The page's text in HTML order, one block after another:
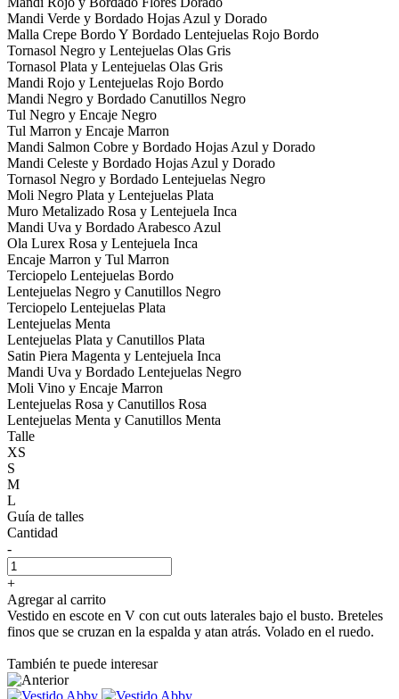
Mandi Verde y Bordado Hojas Azul y Dorado
Malla Crepe Bordo Y Bordado Lentejuelas Rojo Bordo
Tornasol Negro y Lentejuelas Olas Gris
Tornasol Plata y Lentejuelas Olas Gris
Mandi Rojo y Lentejuelas Rojo Bordo
Mandi Negro y Bordado Canutillos Negro
Tul Negro y Encaje Negro
Tul Marron y Encaje Marron
Mandi Salmon Cobre y Bordado Hojas Azul y Dorado
Mandi Celeste y Bordado Hojas Azul y Dorado
Tornasol Negro y Bordado Lentejuelas Negro
Moli Negro Plata y Lentejuelas Plata
Muro Metalizado Rosa y Lentejuela Inca
Mandi Uva y Bordado Arabesco Azul
Ola Lurex Rosa y Lentejuela Inca
Encaje Marron y Tul Marron
Terciopelo Lentejuelas Bordo
Lentejuelas Negro y Canutillos Negro
Terciopelo Lentejuelas Plata
Lentejuelas Menta
Lentejuelas Plata y Canutillos Plata
Satin Piera Magenta y Lentejuela Inca
Mandi Uva y Bordado Lentejuelas Negro
Moli Vino y Encaje Marron
Lentejuelas Rosa y Canutillos Rosa
Lentejuelas Menta y Canutillos Menta
Talle
XS
S
M
L
Guía de talles
Cantidad
-
+
Agregar al carrito
Vestido en escote en V con cut outs laterales bajo el busto. Breteles
finos que se cruzan en la espalda y atan atrás. Volado en el ruedo.
También te puede interesar